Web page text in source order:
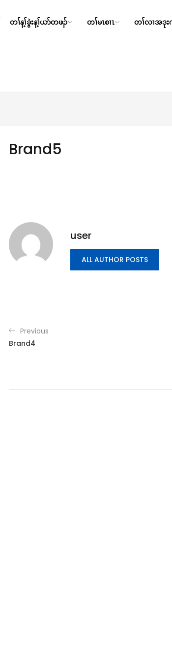
တၢ်န့ၢ်ခွဲးန့ၢ်ယာ်တဖၣ် တၢ်မၤစၢၤ တၢ်လၢအဒု
Brand5
user
ALL AUTHOR POSTS
Previous
Brand4